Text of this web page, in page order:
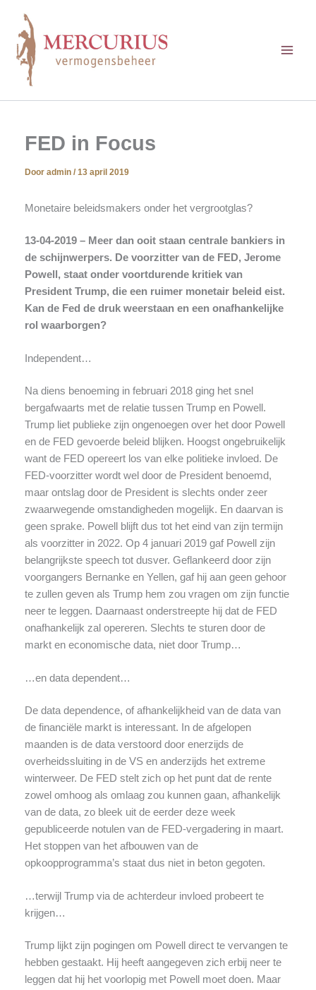
inhoud
FED in Focus
Door admin / 13 april 2019
Monetaire beleidsmakers onder het vergrootglas?
13-04-2019 – Meer dan ooit staan centrale bankiers in
de schijnwerpers. De voorzitter van de FED, Jerome
Powell, staat onder voortdurende kritiek van
President Trump, die een ruimer monetair beleid eist.
Kan de Fed de druk weerstaan en een onafhankelijke
rol waarborgen?
Independent…
Na diens benoeming in februari 2018 ging het snel
bergafwaarts met de relatie tussen Trump en Powell.
Trump liet publieke zijn ongenoegen over het door Powell
en de FED gevoerde beleid blijken. Hoogst ongebruikelijk
want de FED opereert los van elke politieke invloed. De
FED-voorzitter wordt wel door de President benoemd,
maar ontslag door de President is slechts onder zeer
zwaarwegende omstandigheden mogelijk. En daarvan is
geen sprake. Powell blijft dus tot het eind van zijn termijn
als voorzitter in 2022. Op 4 januari 2019 gaf Powell zijn
belangrijkste speech tot dusver. Geflankeerd door zijn
voorgangers Bernanke en Yellen, gaf hij aan geen gehoor
te zullen geven als Trump hem zou vragen om zijn functie
neer te leggen. Daarnaast onderstreepte hij dat de FED
onafhankelijk zal opereren. Slechts te sturen door de
markt en economische data, niet door Trump…
…en data dependent…
De data dependence, of afhankelijkheid van de data van
de financiële markt is interessant. In de afgelopen
maanden is de data verstoord door enerzijds de
overheidssluiting in de VS en anderzijds het extreme
winterweer. De FED stelt zich op het punt dat de rente
zowel omhoog als omlaag zou kunnen gaan, afhankelijk
van de data, zo bleek uit de eerder deze week
gepubliceerde notulen van de FED-vergadering in maart.
Het stoppen van het afbouwen van de
opkoopprogramma’s staat dus niet in beton gegoten.
…terwijl Trump via de achterdeur invloed probeert te
krijgen…
Trump lijkt zijn pogingen om Powell direct te vervangen te
hebben gestaakt. Hij heeft aangegeven zich erbij neer te
leggen dat hij het voorlopig met Powell moet doen. Maar